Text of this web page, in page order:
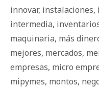
innovar, instalaciones,
intermedia,
maquinaria, más
mejores, mercados,
empresas, micro
mipymes, montos,